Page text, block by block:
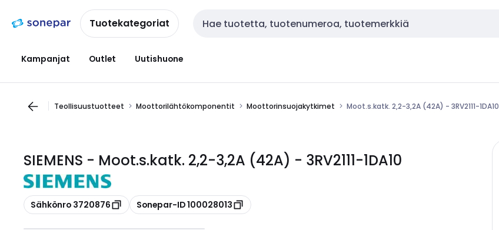
navigointiinsisältöönTuotekategoriat Haku
Kampanjat Outlet Uutishuone
Teollisuustuotteet Moottorilähtökomponentit Moottorinsuojakytkimet Moot.s.katk. 2,2-3,2A (42A) - 3RV2111-1DA10
SIEMENS - Moot.s.katk. 2,2-3,2A (42A) - 3RV2111-1DA10
Kopioi
Sähkönro 3720876 Kopioi
Sonepar-ID 100028013